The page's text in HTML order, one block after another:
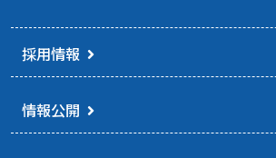
採用情報
情報公開